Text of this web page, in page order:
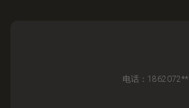
电话：1862072**